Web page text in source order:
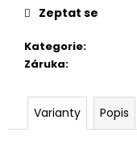
cena:
Kategorie:
Záruka:
Zeptat se
Varianty Popis
o
u
č
e